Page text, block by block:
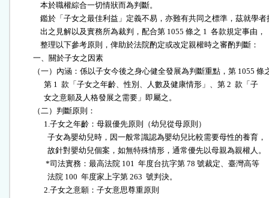
              本於職權綜合一切情狀而為判斷。
鑑於「子女之最佳利益」定義不易，亦難有共同之標準，茲就學者
              出之見解以及實務所為裁判，配合第 1055 條之 1  各款規定事由，
              整理以下參考原則，俾助於法院酌定或改定親權時之審酌判斷：
          一、關於子女之因素
（一）內涵：係以子女今後之身心健全發展為判斷重點，第 1055 條
                第 1  款「子女之年齡、性別、人數及健康情形」、第 2  款「子
                女之意願及人格發展之需要」即屬之。
          （二）判斷原則：
                1.子女之年齡：母親優先原則（幼兒從母原則）
                  子女為嬰幼兒時，因一般常識認為嬰幼兒比較需要母性的養育，
                  故針對嬰幼兒個案，如無特殊情形，通常優先以母親為親權人。
                 *司法實務：最高法院 101  年度台抗字第 78 號裁定、臺灣高等
                  法院 100  年度家上字第 263  號判決。
                2.子女之意願：子女意思尊重原則